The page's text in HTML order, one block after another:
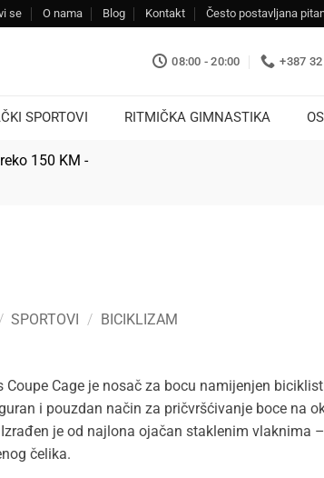
se O nama Blog Kontakt Često postavljana
08:00 - 20:00 +387
SPORTOVI RITMIČKA GIMNASTIKA
150 KM -
/ SPORTOVI / BICIKLIZAM
Coupe Cage je nosač za bocu namijenjen
i pouzdan način za pričvršćivanje boce na
je od najlona ojačan staklenim vlaknima
čelika.